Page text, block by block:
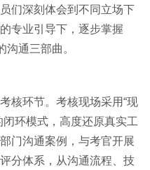
们深刻体会到不同立场下
专业引导下，逐步掌握
通三部曲。
核环节。考核现场采用“现
环模式，高度还原真实工
门沟通案例，与考官开展
分体系，从沟通流程、技